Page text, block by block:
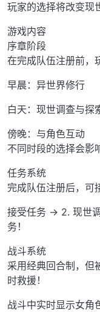
玩家的选择将改变现
游戏内容
序章阶段
在完成队伍注册前，
早晨：异世界修行
白天：现世调查与探
傍晚：与角色互动
不同时段的选择会影
任务系统
完成队伍注册后，可
接受任务 → 2. 现世
务！
战斗系统
采用经典回合制，但
时救援！
战斗中实时显示女角